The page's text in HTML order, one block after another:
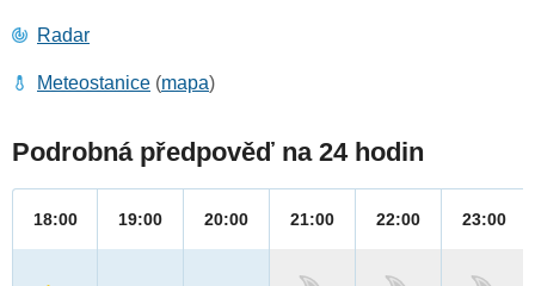
Radar
Meteostanice (mapa)
Podrobná předpověď na 24 hodin
18:00 19:00 20:00 21:00 22:00 23:00